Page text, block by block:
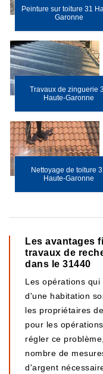
Peinture sur toiture 31
Garonne
Travaux de zinguerie
Haute-Garonne
Nettoyage de toiture
Haute-Garonne
Les avantages
travaux de
dans le 31440
Les opérations
d'une habitation
les propriétaires
pour les
régler ce
nombre de
d'argent